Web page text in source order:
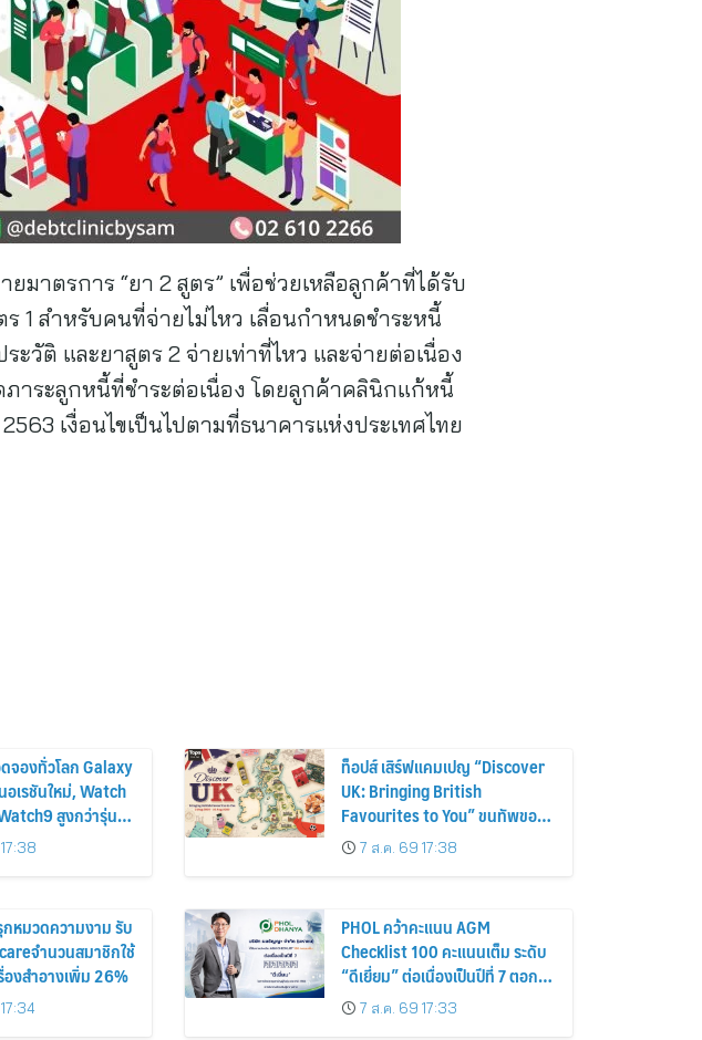
มาตรการ “ยา 2 สูตร” เพื่อช่วยเหลือลูกค้าที่ได้รับ
1 สำหรับคนที่จ่ายไม่ไหว เลื่อนกำหนดชำระหนี้
วัติ และยาสูตร 2 จ่ายเท่าที่ไหว และจ่ายต่อเนื่อง
าระลูกหนี้ที่ชำระต่อเนื่อง โดยลูกค้าคลินิกแก้หนี้
เงื่อนไขเป็นไปตามที่ธนาคารแห่งประเทศไทย
จองทั่วโลก Galaxy
อเรชันใหม่, Watch
สูงกว่ารุ่น
ท็อปส์ เสิร์ฟแคมเปญ “Discover
UK: Bringing British
Favourites to You” ขนทัพของ
อร่อยและไอเท็มฮิตจากสหราช
อาณาจักร ส่งตรงถึงมือตั้งแต่วัน
7 ส.ค. 69 17:38
กหมวดความงาม รับ
จำนวนสมาชิกใช้
งสำอางเพิ่ม 26%
PHOL คว้าคะแนน AGM
Checklist 100 คะแนนเต็ม ระดับ
“ดีเยี่ยม” ต่อเนื่องเป็นปีที่ 7 ตอกย้ำ
การดำเนินธุรกิจตามหลักธรรมาภิ
บาล โปร่งใส สร้างความเชื่อมั่นผู้
7 ส.ค. 69 17:33